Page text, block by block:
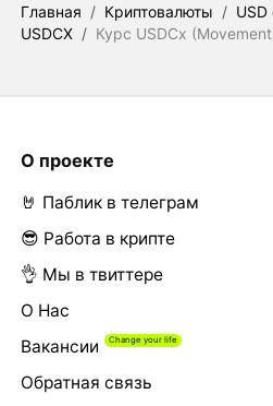
Главная / Криптовалюты / USD
USDCX / Курс USDCx
О проекте
🤘 Паблик в телеграм
😎 Работа в крипте
👌 Мы в твиттере
О Нас
Вакансии
Обратная связь